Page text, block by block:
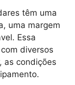
têm uma
uma margem
Essa
diversos
as condições